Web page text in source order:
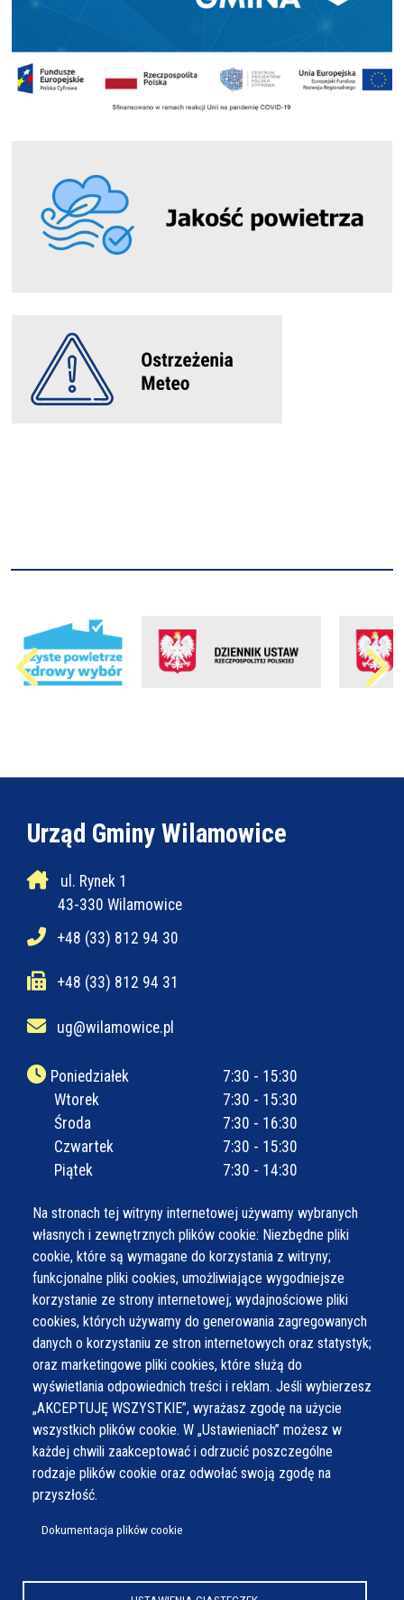
Na stronach tej witryny internetowej używamy wybranych
własnych i zewnętrznych plików cookie: Niezbędne pliki
cookie, które są wymagane do korzystania z witryny;
funkcjonalne pliki cookies, umożliwiające wygodniejsze
korzystanie ze strony internetowej; wydajnościowe pliki
cookies, których używamy do generowania zagregowanych
danych o korzystaniu ze stron internetowych oraz statystyk;
oraz marketingowe pliki cookies, które służą do
wyświetlania odpowiednich treści i reklam. Jeśli wybierzesz
„AKCEPTUJĘ WSZYSTKIE”, wyrażasz zgodę na użycie
wszystkich plików cookie. W „Ustawieniach” możesz w
każdej chwili zaakceptować i odrzucić poszczególne
rodzaje plików cookie oraz odwołać swoją zgodę na
przyszłość.
Dokumentacja plików cookie
Urząd Gminy Wilamowice
ul. Rynek 1
43-330 Wilamowice
+48 (33) 812 94 30
+48 (33) 812 94 31
ug@wilamowice.pl
Poniedziałek
7:30 - 15:30
Wtorek
7:30 - 15:30
Środa
7:30 - 16:30
Czwartek
7:30 - 15:30
Piątek
7:30 - 14:30